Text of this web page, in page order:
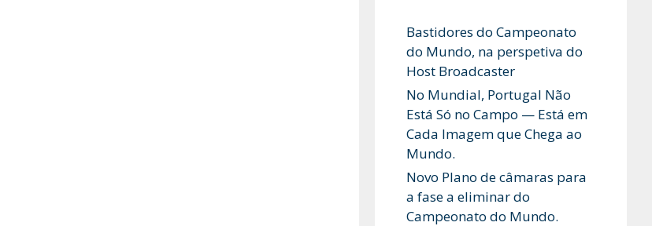
Bastidores do Campeonato
do Mundo, na perspetiva do
Host Broadcaster
No Mundial, Portugal Não
Está Só no Campo — Está em
Cada Imagem que Chega ao
Mundo.
Novo Plano de câmaras para
a fase a eliminar do
Campeonato do Mundo.